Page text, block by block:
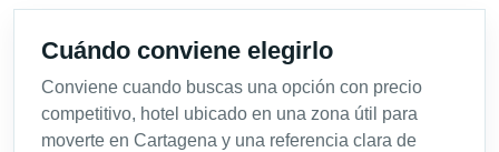
Cuándo conviene elegirlo
Conviene cuando buscas una opción con precio
competitivo, hotel ubicado en una zona útil para
moverte en Cartagena y una referencia clara de